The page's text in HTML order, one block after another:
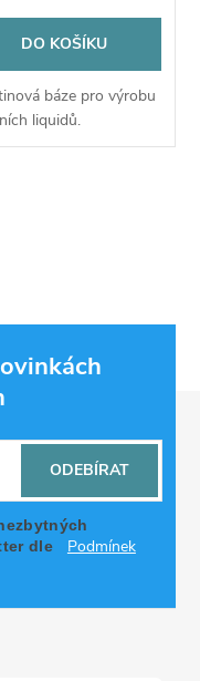
DO KOŠÍKU
báze pro výrobu
liquidů.
dle
Podmínek
ODEBÍRAT